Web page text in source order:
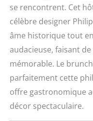
se rencontrent. Cet
célèbre designer
âme historique tout
audacieuse, faisant
mémorable. Le
parfaitement cette
offre gastronomique
décor spectaculaire.